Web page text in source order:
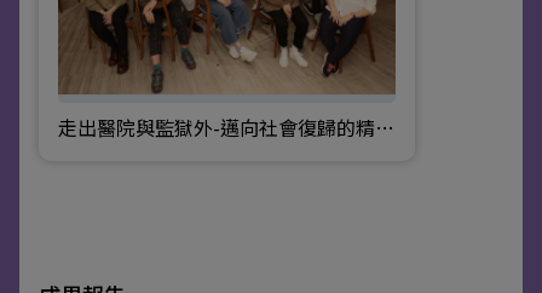
走出醫院與監獄外-邁向社會復歸的精神衛生法